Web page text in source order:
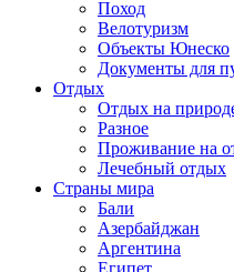
Поход
Велотуризм
Объекты Юнеско
Документы для
Отдых
Отдых на
Разное
Проживание на
Лечебный отдых
Страны мира
Бали
Азербайджан
Аргентина
Египет